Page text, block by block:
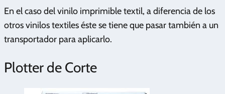
En el caso del vinilo imprimible textil, a diferencia de los
otros vinilos textiles éste se tiene que pasar también a un
transportador para aplicarlo.
Plotter de Corte